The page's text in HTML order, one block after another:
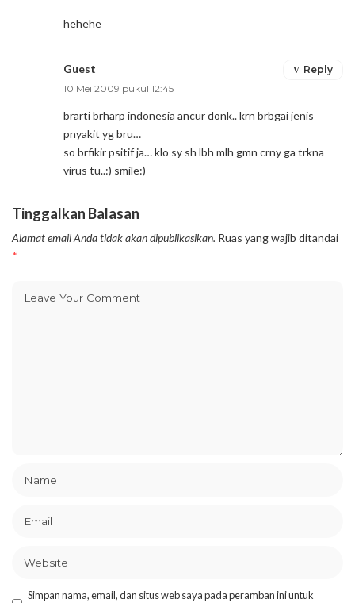
hehehe
Guest
10 Mei 2009 pukul 12:45
brarti brharp indonesia ancur donk.. krn brbgai jenis
pnyakit yg bru…
so brfikir psitif ja… klo sy sh lbh mlh gmn crny ga trkna
virus tu..:) smile:)
Reply
Tinggalkan Balasan
Alamat email Anda tidak akan dipublikasikan. Ruas yang wajib ditandai
*
Simpan nama, email, dan situs web saya pada peramban ini untuk